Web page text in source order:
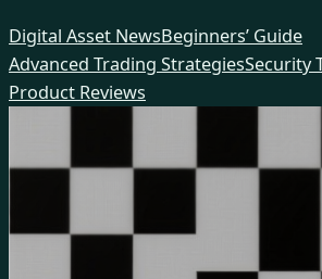
to
content
Digital Asset NewsBeginners’ Guide
Advanced Trading StrategiesSecurity
Product Reviews